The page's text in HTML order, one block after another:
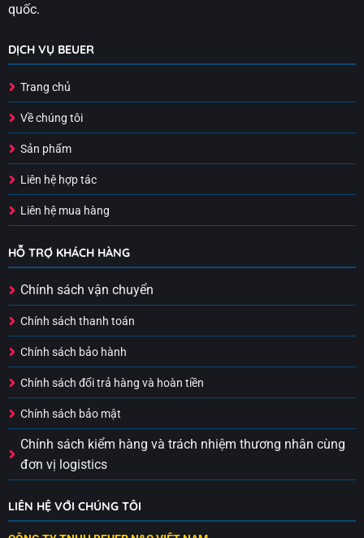
quốc.
DỊCH VỤ BEUER
Trang chủ
Về chúng tôi
Sản phẩm
Liên hệ hợp tác
Liên hệ mua hàng
HỖ TRỢ KHÁCH HÀNG
Chính sách vận chuyển
Chính sách thanh toán
Chính sách bảo hành
Chính sách đổi trả hàng và hoàn tiền
Chính sách bảo mật
Chính sách kiểm hàng và trách nhiệm thương nhân cùng
đơn vị logistics
LIÊN HỆ VỚI CHÚNG TÔI